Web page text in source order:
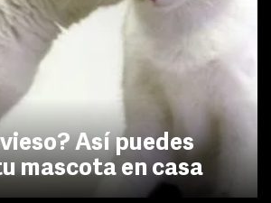
Así puedes
mascota en casa